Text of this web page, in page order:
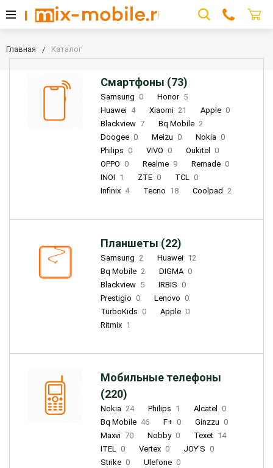
Главная Каталог
Смартфоны (73)
Samsung 0 Honor 5
Huawei 4 Xiaomi 21 Apple 0
Blackview 7 Bq Mobile 2
Doogee 0 Meizu 0 Nokia 0
Philips 0 VIVO 0 Oukitel
0
OPPO 0 Realme 9 Remade 0
INOI 1 ZTE 0 TCL 0
Infinix 4 Tecno 18 Coolpad 2
Планшеты (22)
Samsung 2 Huawei 12
Bq Mobile 2 DIGMA 0
Blackview 5 IRBIS 0
Prestigio 0 Lenovo 0
TurboKids 0 Apple 0
Ritmix 1
Мобильные телефоны
(220)
Nokia 24 Philips 1 Alcatel
0
Bq Mobile 46 F+ 0 Ginzzu 0
Maxvi 70 Nobby 0 Texet 14
ITEL 0 Vertex 0 JOY'S 0
Strike 0 Ulefone 0